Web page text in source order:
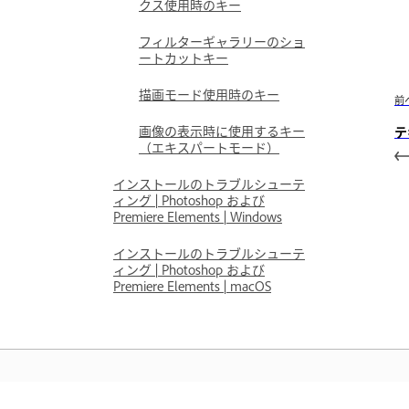
クス使用時のキー
フィルターギャラリーのショ
ートカットキー
描画モード使用時のキー
画像の表示時に使用するキー
（エキスパートモード）
インストールのトラブルシューテ
ィング | Photoshop および
Premiere Elements | Windows
インストールのトラブルシューテ
ィング | Photoshop および
Premiere Elements | macOS
前